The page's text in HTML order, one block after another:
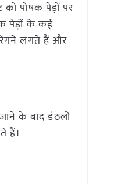
पोषक पेड़ों पर
पेड़ों के कई
रेंगने लगते हैं और
के बाद डंठलो
हैं।